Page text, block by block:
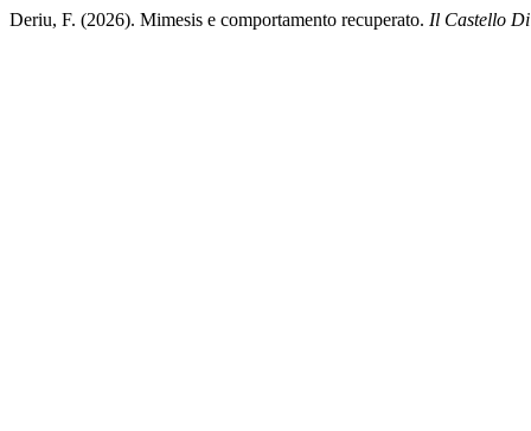
Deriu, F. (2026). Mimesis e comportamento recuperato. Il Castello